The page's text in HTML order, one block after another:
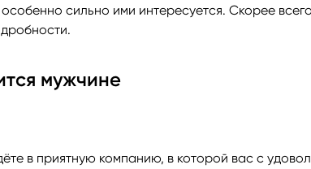
особенно сильно ими интересуется. Скорее
мужчине
в приятную компанию, в которой вас с